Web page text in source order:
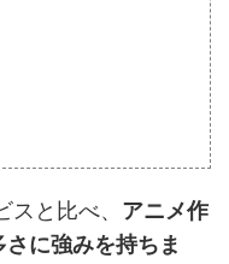
と比べ、 アニメ作
に強みを持ちま